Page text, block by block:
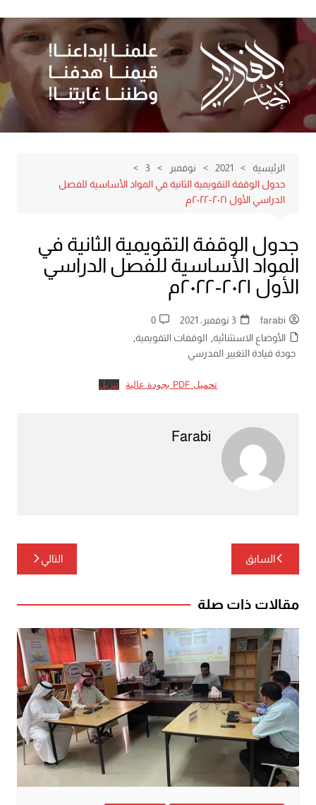
إلى
المحتوى
الرئيسية 2021 نوفمبر
3
جدول الوقفة التقويمية الثانية في المواد الأساسية للفصل
الدراسي الأول ٢٠٢١-٢٠٢٢م
جدول الوقفة التقويمية الثانية في
المواد الأساسية للفصل الدراسي
الأول ٢٠٢١-٢٠٢٢م
farabi 3 نوفمبر، 2021
0
الأوضاع الاستثنائية, الوقفات التقويمية,
جودة قيادة التغيير المدرسي
تحميل PDF بجودة عالية تنزيل
Farabi
تصفّح
المقالات
السابق التالي
مقالات ذات صلة